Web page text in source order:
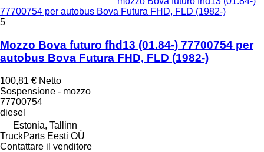
77700754 per autobus Bova Futura FHD, FLD (1982-)
5
Mozzo Bova futuro fhd13 (01.84-) 77700754 per
autobus Bova Futura FHD, FLD (1982-)
100,81 € Netto
Sospensione - mozzo
77700754
diesel
Estonia, Tallinn
TruckParts Eesti OÜ
Contattare il venditore